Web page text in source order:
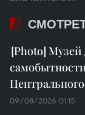
Музей
09/08/2026 01:15